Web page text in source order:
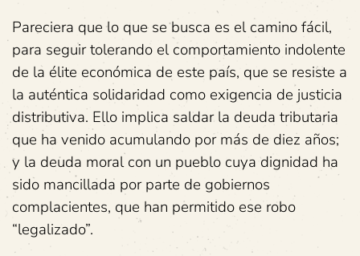
Pareciera que lo que se busca es el camino fácil,
para seguir tolerando el comportamiento indolente
de la élite económica de este país, que se resiste a
la auténtica solidaridad como exigencia de justicia
distributiva. Ello implica saldar la deuda tributaria
que ha venido acumulando por más de diez años;
y la deuda moral con un pueblo cuya dignidad ha
sido mancillada por parte de gobiernos
complacientes, que han permitido ese robo
“legalizado”.